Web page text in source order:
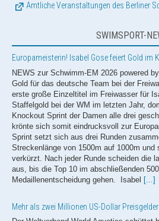
Amtliche Veranstaltungen des Berliner
SWIMSPORT-
Europameisterin! Isabel Gose feiert Gold im
NEWS zur Schwimm-EM 2026 powered
Gold für das deutsche Team bei der
erste große Einzeltitel im Freiwasser für
Staffelgold bei der WM im letzten Jahr,
Knockout Sprint der Damen alle drei
krönte sich somit eindrucksvoll zur
Sprint setzt sich aus drei Runden
Streckenlänge von 1500m auf 1000m und
verkürzt. Nach jeder Runde scheiden die
aus, bis die Top 10 im abschließenden
Medaillenentscheidung gehen. Isabel [...]
Mehr als zwei Millionen US-Dollar